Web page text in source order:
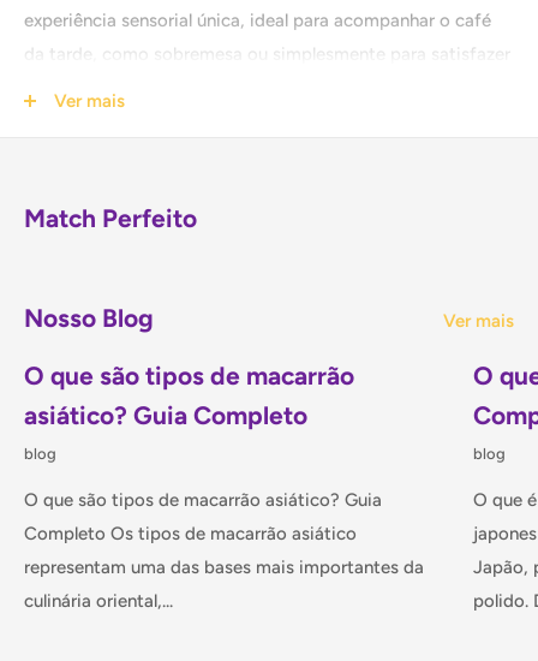
experiência sensorial única, ideal para acompanhar o café
da tarde, como sobremesa ou simplesmente para satisfazer
asiática na arte de criar biscoitos refinados.
O que é
Este é um wafer premium da marca Franzzi, caracterizado
por sua estrutura em camadas ultrafinas que proporcionam
uma textura excepcionalmente crocante. O recheio cremoso
combina o sabor refrescante do iogurte com notas doces
de chocolate, criando um contraste de sabores que torna
cada mordida especial. O processo de produção envolve
técnicas especializadas para garantir a leveza das camadas
de wafer e a cremosidade uniforme do recheio, resultando
Ver mais
Match Perfeito
Nosso Blog Ver mais
O que são tipos de macarrão
asiático? Guia Completo
blog
O que são tipos de macarrão asiático? Guia
Completo Os tipos de macarrão asiático
representam uma das bases mais importantes da
culinária oriental,...
O
blog
O que
Japão,
polido.